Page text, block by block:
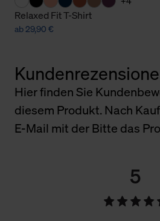
Relaxed Fit T-Shirt
ab 29,90 €
Hier finden Sie
diesem Produkt. Nach
E-Mail mit der Bitte das
5